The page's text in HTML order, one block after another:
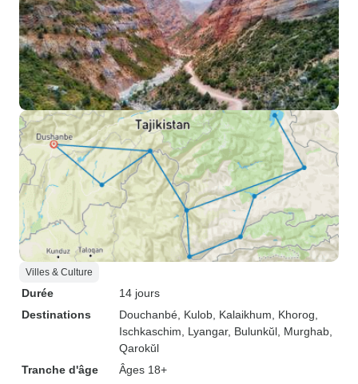
Villes & Culture
Durée
14 jours
Destinations
Douchanbé , Kulob , Kalaikhum , Khorog
Ischkaschim , Lyangar, Bulunkŭl , Murghab
Qarokŭl
Tranche d'âge
Âges 18+